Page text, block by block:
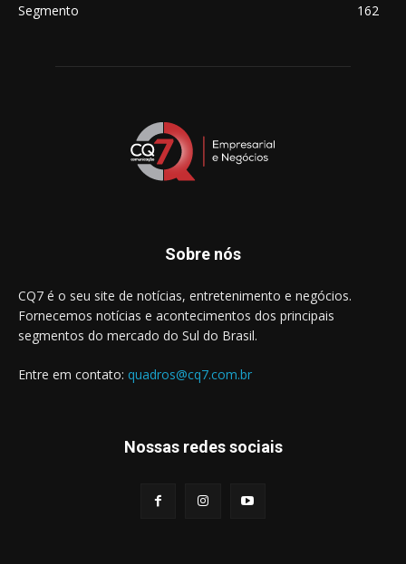
Segmento
162
Sobre nós
CQ7 é o seu site de notícias, entretenimento e negócios.
Fornecemos notícias e acontecimentos dos principais
segmentos do mercado do Sul do Brasil.
Entre em contato: quadros@cq7.com.br
Nossas redes sociais